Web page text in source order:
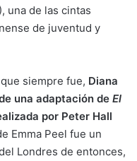
una de las cintas
de juventud y
siempre fue, Diana
una adaptación de El
por Peter Hall
Emma Peel fue un
Londres de entonces,